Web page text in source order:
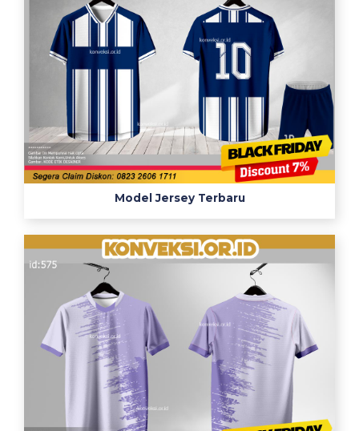
Model Jersey Terbaru